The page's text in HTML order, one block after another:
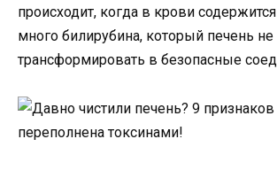
происходит, когда в крови
много билирубина, который печень
трансформировать в безопасные